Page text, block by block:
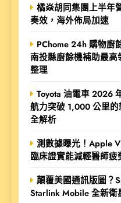
橘焱胡同集團上半年
奏效，海外佈局加速
PChome 24h 購物廚
南投縣廚餘機補助最
整理
Toyota 油電車 2026
航力突破 1,000 公里
全解析
測數據曝光！Apple
臨床證實能減輕醫師
顛覆美國通訊版圖？
Starlink Mobile 全新衛